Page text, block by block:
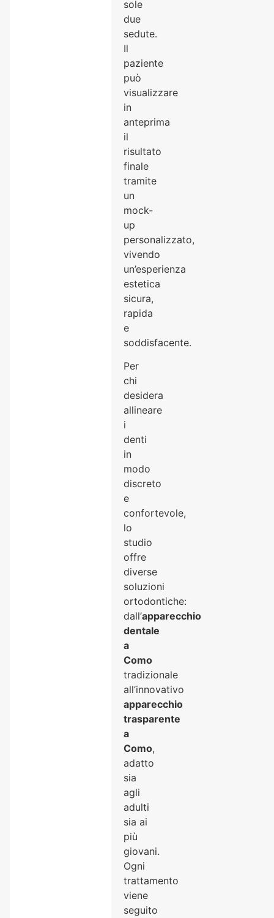
sole
due
sedute.
Il
paziente
può
visualizzare
in
anteprima
il
risultato
finale
tramite
un
mock-
up
personalizzato,
vivendo
un’esperienza
estetica
sicura,
rapida
e
soddisfacente.
Per
chi
desidera
allineare
i
denti
in
modo
discreto
e
confortevole,
lo
studio
offre
diverse
soluzioni
ortodontiche:
dall’apparecchio
dentale
a
Como
tradizionale
all’innovativo
apparecchio
trasparente
a
Como,
adatto
sia
agli
adulti
sia ai
più
giovani.
Ogni
trattamento
viene
seguito